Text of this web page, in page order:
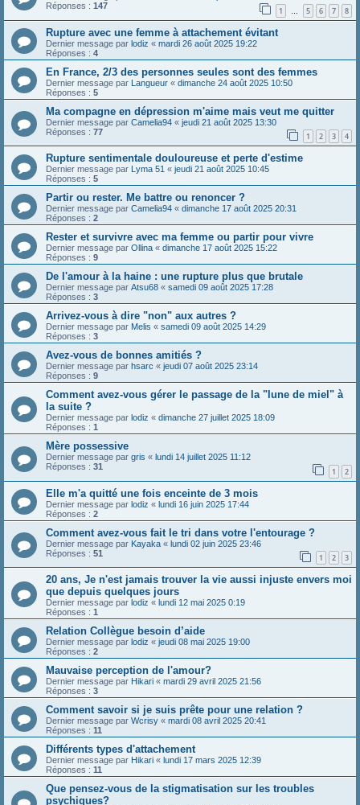
Réponses : 147 1 … 5 6 7 8
Rupture avec une femme à attachement évitant
Dernier message par lodiz « mardi 26 août 2025 19:22
Réponses : 4
En France, 2/3 des personnes seules sont des femmes
Dernier message par Langueur « dimanche 24 août 2025 10:50
Réponses : 5
Ma compagne en dépression m'aime mais veut me quitter
Dernier message par Camelia94 « jeudi 21 août 2025 13:30
Réponses : 77 1 2 3 4
Rupture sentimentale douloureuse et perte d'estime
Dernier message par Lyma 51 « jeudi 21 août 2025 10:45
Réponses : 5
Partir ou rester. Me battre ou renoncer ?
Dernier message par Camelia94 « dimanche 17 août 2025 20:31
Réponses : 2
Rester et survivre avec ma femme ou partir pour vivre
Dernier message par Ollina « dimanche 17 août 2025 15:22
Réponses : 9
De l'amour à la haine : une rupture plus que brutale
Dernier message par Atsu68 « samedi 09 août 2025 17:28
Réponses : 3
Arrivez-vous à dire "non" aux autres ?
Dernier message par Melis « samedi 09 août 2025 14:29
Réponses : 3
Avez-vous de bonnes amitiés ?
Dernier message par hsarc « jeudi 07 août 2025 23:14
Réponses : 9
Comment avez-vous gérer le passage de la "lune de miel" à
la suite ?
Dernier message par lodiz « dimanche 27 juillet 2025 18:09
Réponses : 1
Mère possessive
Dernier message par gris « lundi 14 juillet 2025 11:12
Réponses : 31 1 2
Elle m'a quitté une fois enceinte de 3 mois
Dernier message par lodiz « lundi 16 juin 2025 17:44
Réponses : 2
Comment avez-vous fait le tri dans votre l'entourage ?
Dernier message par Kayaka « lundi 02 juin 2025 23:46
Réponses : 51 1 2 3
20 ans, Je n'est jamais trouver la vie aussi injuste envers moi
que depuis quelques jours
Dernier message par lodiz « lundi 12 mai 2025 0:19
Réponses : 1
Relation Collègue besoin d’aide
Dernier message par lodiz « jeudi 08 mai 2025 19:00
Réponses : 2
Mauvaise perception de l'amour?
Dernier message par Hikari « mardi 29 avril 2025 21:56
Réponses : 3
Comment savoir si je suis prête pour une relation ?
Dernier message par Wcrisy « mardi 08 avril 2025 20:41
Réponses : 11
Différents types d'attachement
Dernier message par Hikari « lundi 17 mars 2025 12:39
Réponses : 11
Que pensez-vous de la stigmatisation sur les troubles
psychiques?